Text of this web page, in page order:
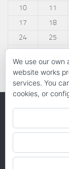
10
11
17
18
24
25
« març
We use our
website works
services. You
cookies, or